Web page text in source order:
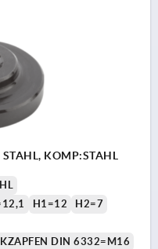
STAHL, KOMP:STAHL
H1=12
H2=7
DIN 6332=M16